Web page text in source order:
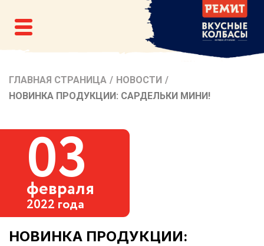
ГЛАВНАЯ СТРАНИЦА / НОВОСТИ /
НОВИНКА ПРОДУКЦИИ: САРДЕЛЬКИ МИНИ!
03
февраля
2022 года
НОВИНКА ПРОДУКЦИИ: